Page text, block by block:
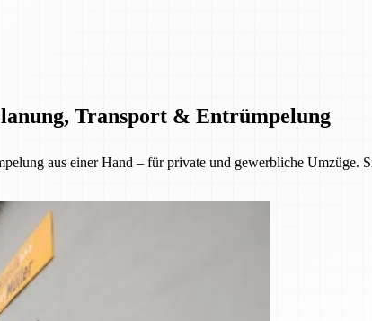
Transport & Entrümpelung
aus einer Hand – für private und gewerbliche Umzüge.